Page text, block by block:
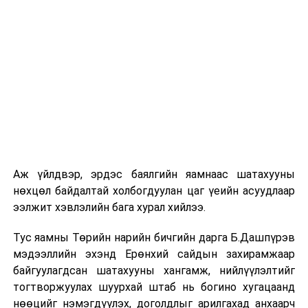
практик ур чадварыг сургалтын хөтөлбөрт тусгажээ.
Сургалтыг танилцуулах лекц, асуулт-хариулт,
маршрут болон тээвэрлэлтийн урсгалын зураглалтай
танилцах, онцгой нөхцөлд ажиллах дадлага зэрэг
онол, практик хосолсон хэлбэрээр зохион байгуулж
байна.
Аж үйлдвэр, эрдэс баялгийн яамнаас шатахууны
нөхцөл байдалтай холбогдуулан цаг үеийн асуудлаар
ээлжит хэвлэлийн бага хурал хийлээ.
Тус яамны Төрийн нарийн бичгийн дарга Б.Дашпүрэв
мэдээллийн эхэнд Ерөнхий сайдын захирамжаар
байгуулагдсан шатахууны хангамж, нийлүүлэлтийг
тогтворжуулах шуурхай штаб нь богино хугацаанд
нөөцийг нэмэгдүүлэх, доголдлыг арилгахад анхаарч